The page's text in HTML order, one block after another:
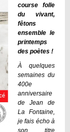
course folle
du vivant,
fêtons
ensemble le
printemps
des poètes !
À quelques
semaines du
400e
anniversaire
de Jean de
La Fontaine,
je fais écho à
son titre